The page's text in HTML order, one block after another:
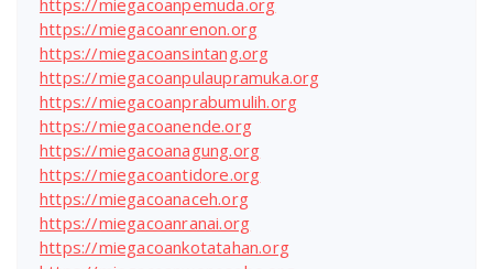
https://miegacoanpemuda.org
https://miegacoanrenon.org
https://miegacoansintang.org
https://miegacoanpulaupramuka.org
https://miegacoanprabumulih.org
https://miegacoanende.org
https://miegacoanagung.org
https://miegacoantidore.org
https://miegacoanaceh.org
https://miegacoanranai.org
https://miegacoankotatahan.org